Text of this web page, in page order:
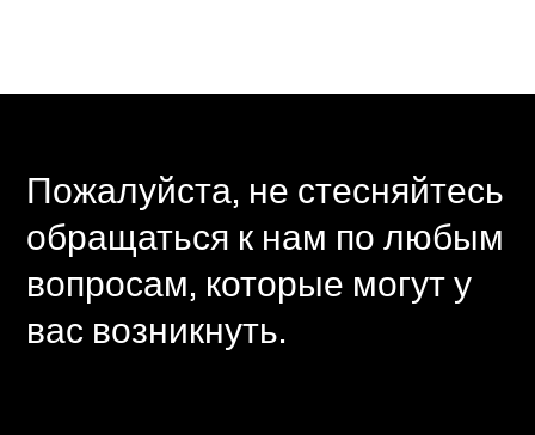
Пожалуйста, не стесняйтесь
обращаться к нам по любым
вопросам, которые могут у
вас возникнуть.